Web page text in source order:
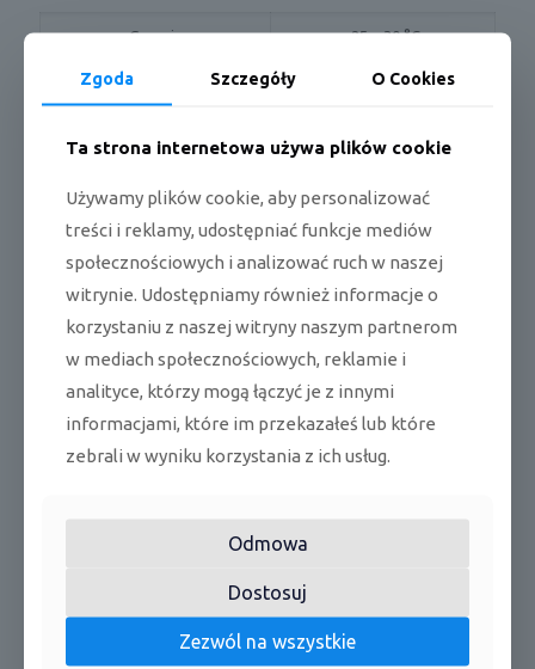
Grzanie -25 ~ 30 °C
Chłodzenie -15 ~ 50 °C
WYMIARY / WAGA
Długość x wysokość x szerokość jedn.
993 x 311 x 222
Długość x wysokość x szerokość jedn.
zewn.
958 x 660 x 402
mm
Waga netto jedn. wewn. / zewn. 13,0 / 45.0 kg
CECHY / WYPOSAŻENIE
Czujnik wilgotności
Funkcja I-Feel
Zgoda Szczegóły O Cookies
Ta strona internetowa używa plików cookie
Używamy plików cookie, aby personalizować
treści i reklamy, udostępniać funkcje mediów
społecznościowych i analizować ruch w naszej
witrynie. Udostępniamy również informacje o
korzystaniu z naszej witryny naszym partnerom
w mediach społecznościowych, reklamie i
analityce, którzy mogą łączyć je z innymi
informacjami, które im przekazałeś lub które
zebrali w wyniku korzystania z ich usług.
Odmowa
Dostosuj
Zezwól na wszystkie